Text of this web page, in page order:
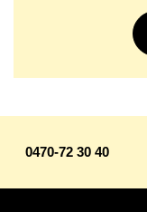
0470-72 30 40